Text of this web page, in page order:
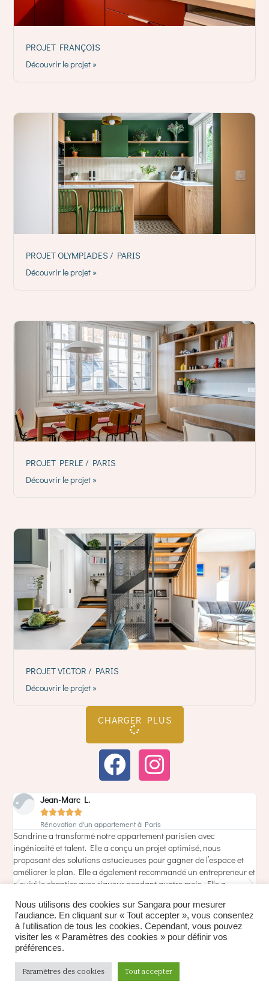
PROJET FRANÇOIS
Découvrir le projet »
PROJET OLYMPIADES / PARIS
Découvrir le projet »
PROJET PERLE / PARIS
Découvrir le projet »
PROJET VICTOR / PARIS
Découvrir le projet »
CHARGER PLUS
Jean-Marc L.

Rénovation d'un appartement à Paris
Sandrine a transformé notre appartement parisien avec
ingéniosité et talent. Elle a conçu un projet optimisé, nous
proposant des solutions astucieuses pour gagner de l’espace et
améliorer le plan. Elle a également recommandé un entrepreneur et
a suivi le chantier avec rigueur pendant quatre mois. Elle a
délais, grâce à son engagement et sa grande disponibilité tout au
long du projet. En plus de l’architecture, elle nous a guidés dans la
décoration en nous encourageant à oser des choix audacieux pour
les peintures et les décors. Le résultat dépasse nos attentes. Un
immense merci pour son professionnalisme et sa créativité !
Nous utilisons des cookies sur Sangara pour mesurer
l'audiance. En cliquant sur « Tout accepter », vous consentez
à l'utilisation de tous les cookies. Cependant, vous pouvez
visiter les « Paramètres des cookies » pour définir vos
préférences.
Paramètres des cookies Tout accepter